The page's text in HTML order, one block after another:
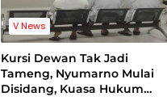
V News
Kursi Dewan Tak Jadi
Tameng, Nyumarno Mulai
Disidang, Kuasa Hukum